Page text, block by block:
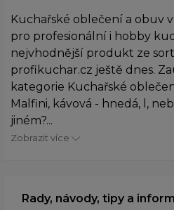
Kuchařské oblečení a obuv
pro profesionální i hobby
nejvhodnější produkt ze
profikuchar.cz ještě dnes.
kategorie Kuchařské
Malfini, kávová - hnedá, l,
jiném?...
Zobrazit více
Rady, návody, tipy a